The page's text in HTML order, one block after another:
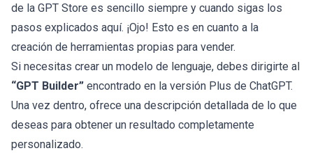
de la GPT Store es sencillo siempre y cuando sigas los
pasos explicados aquí. ¡Ojo! Esto es en cuanto a la
creación de herramientas propias para vender.
Si necesitas crear un modelo de lenguaje, debes dirigirte al
“GPT Builder” encontrado en la versión Plus de ChatGPT.
Una vez dentro, ofrece una descripción detallada de lo que
deseas para obtener un resultado completamente
personalizado.